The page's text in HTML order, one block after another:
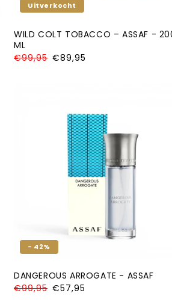
Uitverkocht
WILD COLT TOBACCO – ASSAF -
ML
Normale
€99,95 Aanbiedingsprijs
€89,95
- 42%
DANGEROUS ARROGATE - ASSAF
Normale
€99,95 Aanbiedingsprijs
€57,95